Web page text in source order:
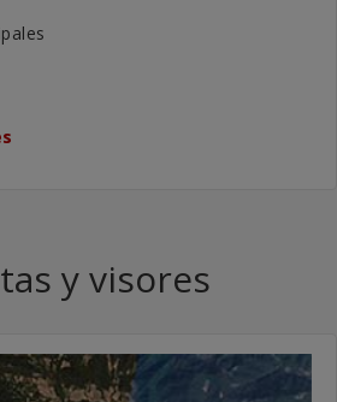
y visores